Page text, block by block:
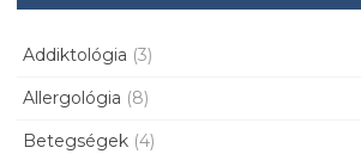
Addiktológia (3)
Allergológia (8)
Betegségek (4)